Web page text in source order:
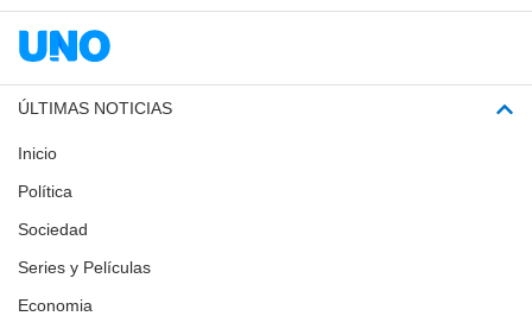
ÚLTIMAS NOTICIAS
Inicio
Política
Sociedad
Series y Películas
Economia